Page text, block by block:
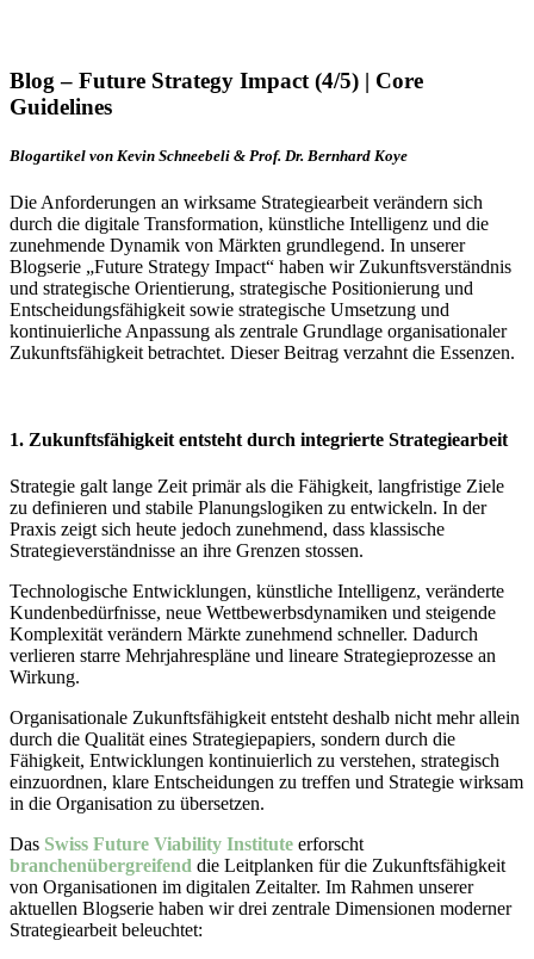
Blog – Future Strategy Impact (4/5) | Core
Guidelines
Blogartikel von Kevin Schneebeli & Prof. Dr. Bernhard Koye
Die Anforderungen an wirksame Strategiearbeit verändern sich
durch die digitale Transformation, künstliche Intelligenz und die
zunehmende Dynamik von Märkten grundlegend. In unserer
Blogserie „Future Strategy Impact“ haben wir Zukunftsverständnis
und strategische Orientierung, strategische Positionierung und
Entscheidungsfähigkeit sowie strategische Umsetzung und
kontinuierliche Anpassung als zentrale Grundlage organisationaler
Zukunftsfähigkeit betrachtet. Dieser Beitrag verzahnt die Essenzen.
1. Zukunftsfähigkeit entsteht durch integrierte Strategiearbeit
Strategie galt lange Zeit primär als die Fähigkeit, langfristige Ziele
zu definieren und stabile Planungslogiken zu entwickeln. In der
Praxis zeigt sich heute jedoch zunehmend, dass klassische
Strategieverständnisse an ihre Grenzen stossen.
Technologische Entwicklungen, künstliche Intelligenz, veränderte
Kundenbedürfnisse, neue Wettbewerbsdynamiken und steigende
Komplexität verändern Märkte zunehmend schneller. Dadurch
verlieren starre Mehrjahrespläne und lineare Strategieprozesse an
Wirkung.
Organisationale Zukunftsfähigkeit entsteht deshalb nicht mehr allein
durch die Qualität eines Strategiepapiers, sondern durch die
Fähigkeit, Entwicklungen kontinuierlich zu verstehen, strategisch
einzuordnen, klare Entscheidungen zu treffen und Strategie wirksam
in die Organisation zu übersetzen.
Das Swiss Future Viability Institute erforscht
branchenübergreifend die Leitplanken für die Zukunftsfähigkeit
von Organisationen im digitalen Zeitalter. Im Rahmen unserer
aktuellen Blogserie haben wir drei zentrale Dimensionen moderner
Strategiearbeit beleuchtet: